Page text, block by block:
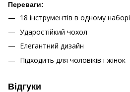
Переваги:
18 інструментів в одному наборі
Ударостійкий чохол
Елегантний дизайн
Підходить для чоловіків і жінок
Відгуки